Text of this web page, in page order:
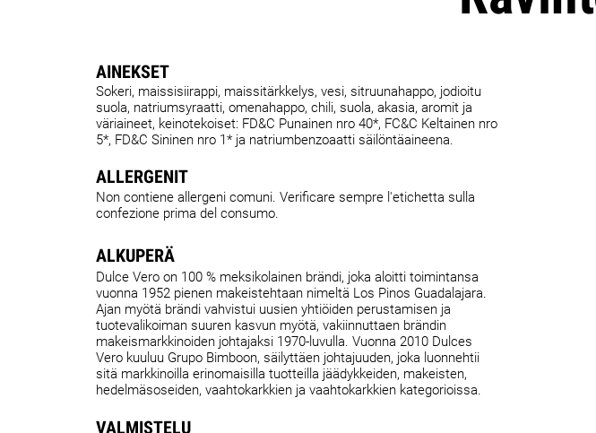
AINEKSET
Sokeri, maissisiirappi, maissitärkkelys, vesi, sitruunahappo, jodioitu
suola, natriumsyraatti, omenahappo, chili, suola, akasia, aromit ja
väriaineet, keinotekoiset: FD&C Punainen nro 40*, FC&C Keltainen nro
5*, FD&C Sininen nro 1* ja natriumbenzoaatti säilöntäaineena.
ALLERGENIT
Non contiene allergeni comuni. Verificare sempre l'etichetta sulla
confezione prima del consumo.
ALKUPERÄ
Dulce Vero on 100 % meksikolainen brändi, joka aloitti toimintansa
vuonna 1952 pienen makeistehtaan nimeltä Los Pinos Guadalajara.
Ajan myötä brändi vahvistui uusien yhtiöiden perustamisen ja
tuotevalikoiman suuren kasvun myötä, vakiinnuttaen brändin
makeismarkkinoiden johtajaksi 1970-luvulla. Vuonna 2010 Dulces
Vero kuuluu Grupo Bimboon, säilyttäen johtajuuden, joka luonnehtii
sitä markkinoilla erinomaisilla tuotteilla jäädykkeiden, makeisten,
hedelmäsoseiden, vaahtokarkkien ja vaahtokarkkien kategorioissa.
VALMISTELU